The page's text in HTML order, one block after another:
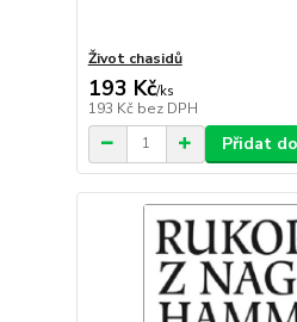
Život chasidů
193 Kč/ks
193 Kč bez DPH
Přidat